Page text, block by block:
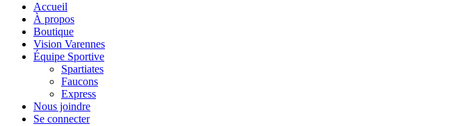
Accueil
À propos
Boutique
Vision Varennes
Équipe Sportive
Spartiates
Faucons
Express
Nous joindre
Se connecter